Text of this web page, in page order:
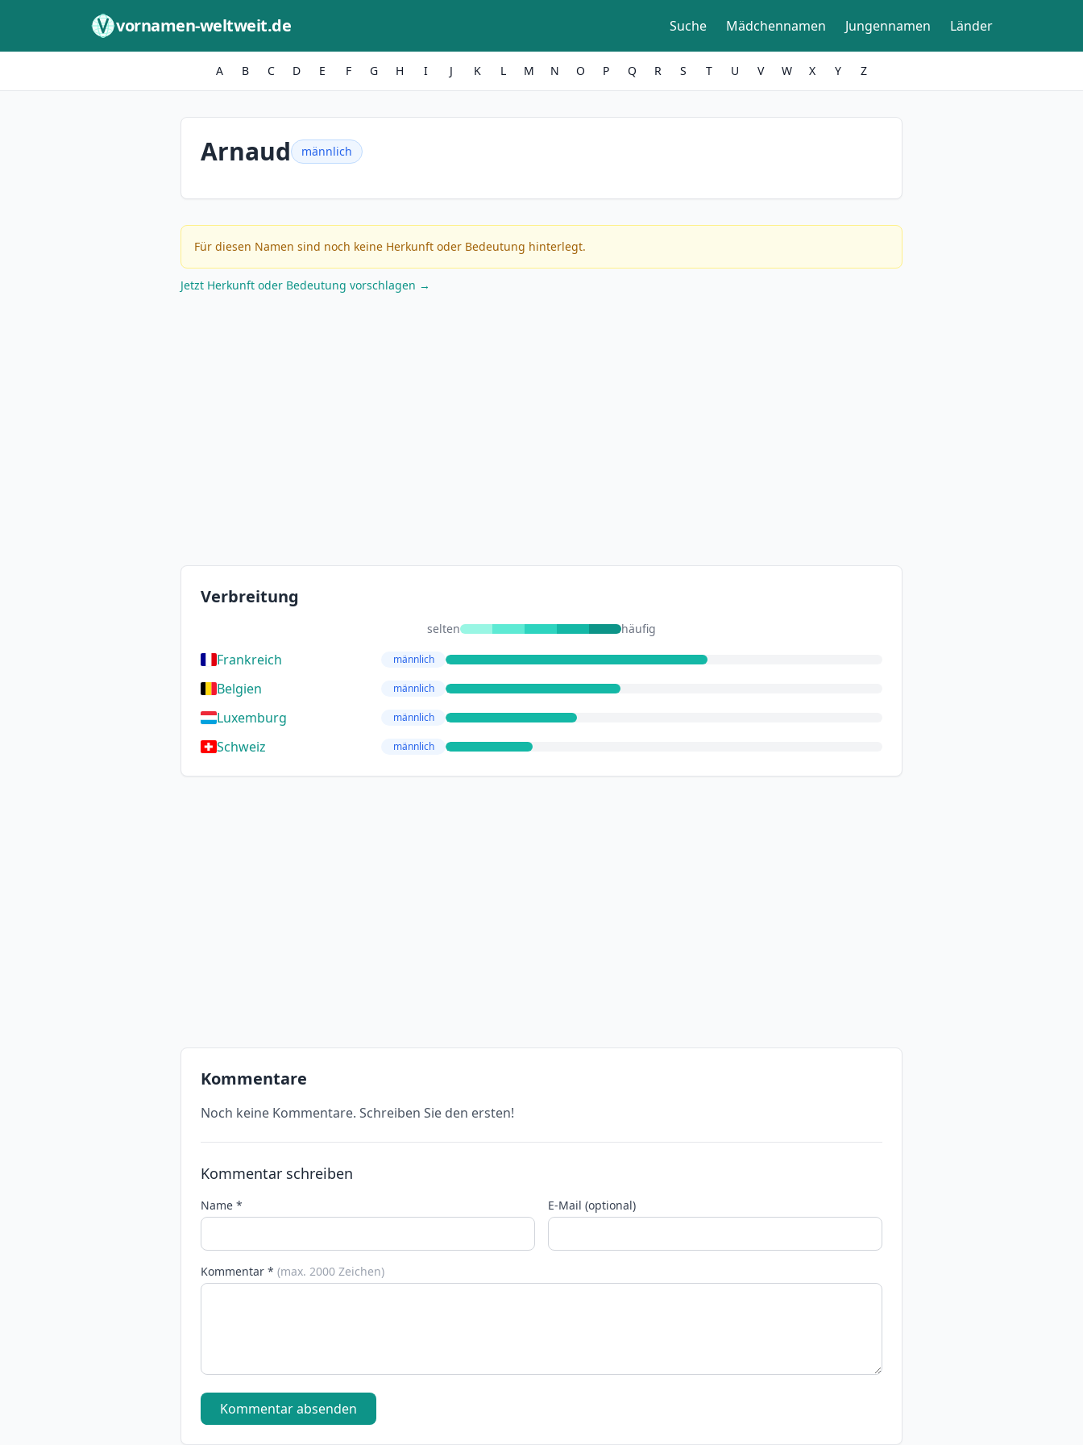
vornamen-weltweit.de Suche Mädchennamen Jungennamen Länder
A B C D E F G H I J K L M N O P Q R S T U V W X Y Z
Arnaud männlich
Für diesen Namen sind noch keine Herkunft oder Bedeutung hinterlegt.
Jetzt Herkunft oder Bedeutung vorschlagen →
Verbreitung
selten häufig
Frankreich männlich
Belgien männlich
Luxemburg männlich
Schweiz männlich
Kommentare
Noch keine Kommentare. Schreiben Sie den ersten!
Kommentar schreiben
Name * E-Mail (optional)
Kommentar * (max. 2000 Zeichen)
Kommentar absenden